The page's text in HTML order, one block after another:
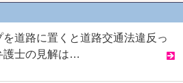
道路に置くと道路交通法違反っ
士の見解は…